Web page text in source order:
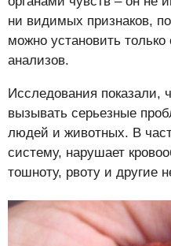
ни видимых признаков,
можно установить
анализов.
Исследования показали,
вызывать серьезные
людей и животных. В
систему, нарушает
тошноту, рвоту и другие